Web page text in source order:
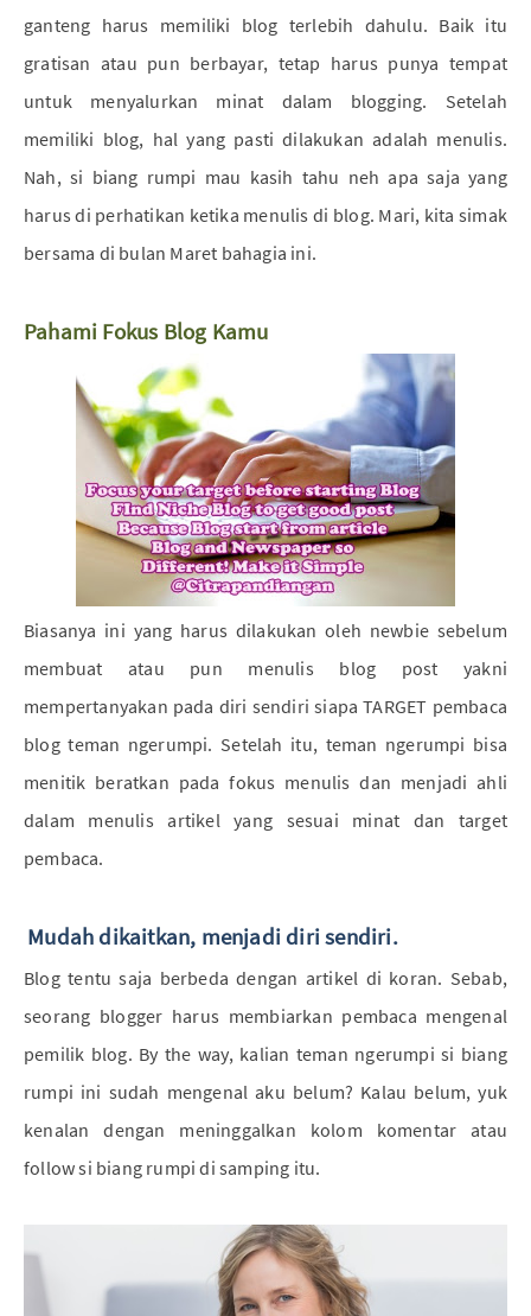
ganteng harus memiliki blog terlebih dahulu. Baik itu
gratisan atau pun berbayar, tetap harus punya tempat
untuk menyalurkan minat dalam blogging. Setelah
memiliki blog, hal yang pasti dilakukan adalah menulis.
Nah, si biang rumpi mau kasih tahu neh apa saja yang
harus di perhatikan ketika menulis di blog. Mari, kita simak
bersama di bulan Maret bahagia ini.
Pahami Fokus Blog Kamu
Biasanya ini yang harus dilakukan oleh newbie sebelum
membuat atau pun menulis blog post yakni
mempertanyakan pada diri sendiri siapa TARGET pembaca
blog teman ngerumpi. Setelah itu, teman ngerumpi bisa
menitik beratkan pada fokus menulis dan menjadi ahli
dalam menulis artikel yang sesuai minat dan target
pembaca.
Mudah dikaitkan, menjadi diri sendiri.
Blog tentu saja berbeda dengan artikel di koran. Sebab,
seorang blogger harus membiarkan pembaca mengenal
pemilik blog. By the way, kalian teman ngerumpi si biang
rumpi ini sudah mengenal aku belum? Kalau belum, yuk
kenalan dengan meninggalkan kolom komentar atau
follow si biang rumpi di samping itu.